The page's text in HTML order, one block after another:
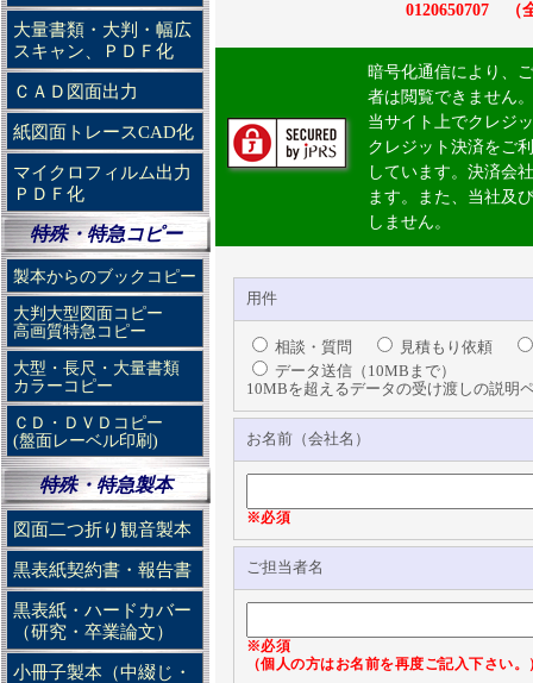
大量書類・大判・幅広
スキャン、ＰＤＦ化
ＣＡＤ図面出力
紙図面トレースCAD化
マイクロフィルム出力
ＰＤＦ化
特殊・特急コピー
製本からのブックコピー
大判大型図面コピー
高画質特急コピー
大型・長尺・大量書類
カラーコピー
ＣＤ・ＤＶＤコピー
(盤面レーベル印刷)
特殊・特急製本
図面二つ折り観音製本
黒表紙契約書・報告書
黒表紙・ハードカバー
（研究・卒業論文）
小冊子製本（中綴じ・
0120650707 （
暗号化通信により、
者は閲覧できません。
当サイト上でクレジ
クレジット決済をご
しています。決済会
ます。また、当社及
しません。
用件
相談・質問
見積もり依頼
データ送信（10MBまで）
10MBを超えるデータの受け渡しの説
お名前（会社名）
※必須
ご担当者名
※必須
（個人の方はお名前を再度ご記入下さい。